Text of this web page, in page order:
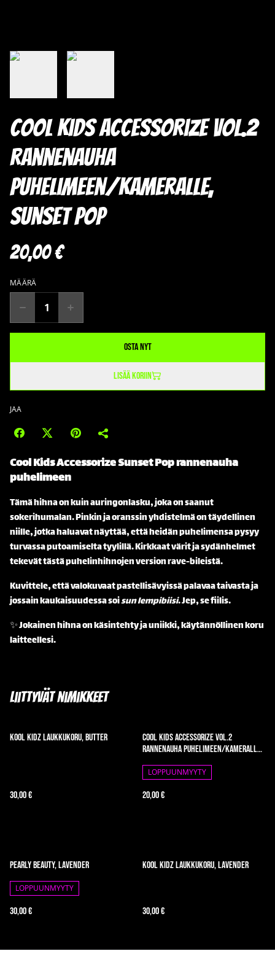
Cool Kids Accessorize vol.2
rannenauha
puhelimeen/kameralle,
Sunset Pop
20,00 €
MÄÄRÄ
Osta nyt
Lisää koriin
JAA
Cool Kids Accessorize Sunset Pop rannenauha
puhelimeen
Tämä hihna on kuin auringonlasku, joka on saanut
sokerihumalan. Pinkin ja oranssin yhdistelmä on täydellinen
niille, jotka haluavat näyttää, että heidän puhelimensa pysyy
turvassa putoamiselta tyylillä. Kirkkaat värit ja sydänhelmet
tekevät tästä puhelinhihnojen version rave-bileistä.
Kuvittele, että valokuvaat pastellisävyissä palavaa taivasta ja
jossain kaukaisuudessa soisun lempibiisi. Jep, se fiilis.
✨ Jokainen hihna on käsintehty ja uniikki, käytännöllinen koru
laitteellesi.
Liittyvät nimikkeet
Kool Kidz laukkukoru, butter
30,00 €
Cool Kids Accessorize vol.2
rannenauha puhelimeen/kameralle,
LOPPUUNMYYTY
20,00 €
Pearly Beauty, lavender
LOPPUUNMYYTY
30,00 €
Kool Kidz laukkukoru, lavender
30,00 €